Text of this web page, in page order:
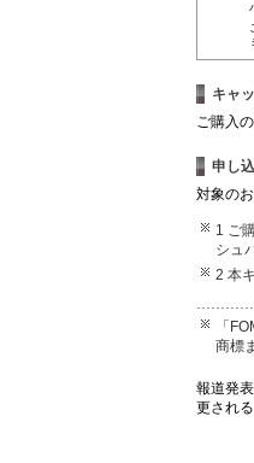
キャ
ご購入
申し
対象の
1 ご
シュ
2 本
「
商標
報道発
更され